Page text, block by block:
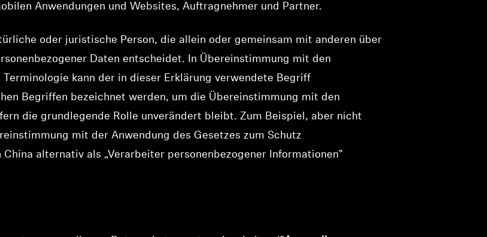
Anwendungen und Websites, Auftragnehmer und Partner.
oder juristische Person, die allein oder gemeinsam mit anderen über
Daten entscheidet. In Übereinstimmung mit den
kann der in dieser Erklärung verwendete Begriff
Begriffen bezeichnet werden, um die Übereinstimmung mit den
die grundlegende Rolle unverändert bleibt. Zum Beispiel, aber nicht
mit der Anwendung des Gesetzes zum Schutz
alternativ als „Verarbeiter personenbezogener Informationen"